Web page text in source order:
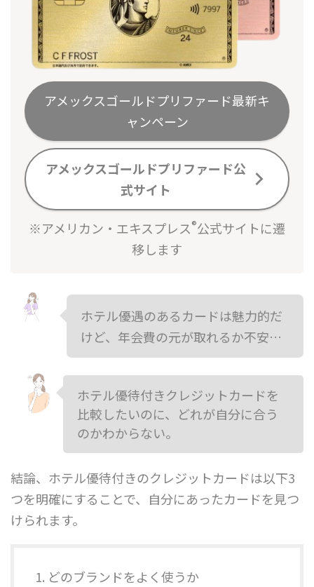
アメックスゴールドプリファード最新キ
ャンペーン
アメックスゴールドプリファード公
式サイト
※アメリカン・エキスプレス®公式サイトに遷
移します
ホテル優遇のあるカードは魅力的だ
けど、年会費の元が取れるか不安…
ホテル優待付きクレジットカードを
比較したいのに、どれが自分に合う
のかわからない。
結論、ホテル優待付きのクレジットカードは以下3
つを明確にすることで、自分にあったカードを見つ
けられます。
どのブランドをよく使うか